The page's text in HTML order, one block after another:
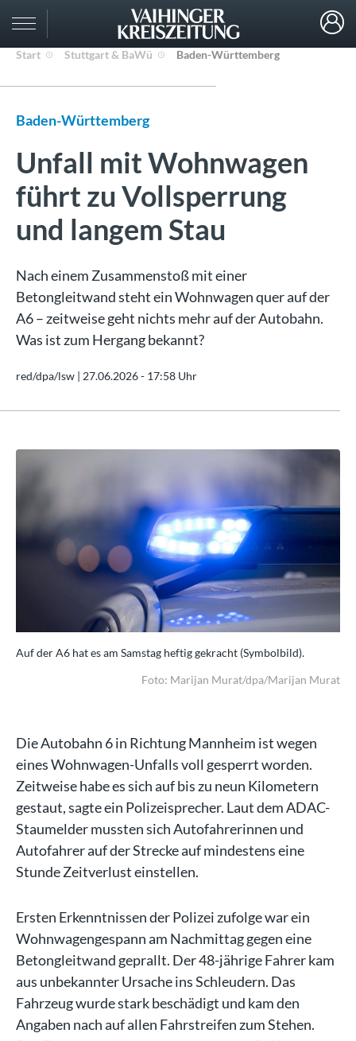
Start Stuttgart & BaWü Baden-Württemberg
Baden-Württemberg
Unfall mit Wohnwagen
führt zu Vollsperrung
und langem Stau
Nach einem Zusammenstoß mit einer
Betongleitwand steht ein Wohnwagen quer auf der
A6 – zeitweise geht nichts mehr auf der Autobahn.
Was ist zum Hergang bekannt?
red/dpa/lsw | 27.06.2026 - 17:58 Uhr
Auf der A6 hat es am Samstag heftig gekracht (Symbolbild).
Foto: Marijan Murat/dpa/Marijan Murat
Die Autobahn 6 in Richtung Mannheim ist wegen
eines Wohnwagen-Unfalls voll gesperrt worden.
Zeitweise habe es sich auf bis zu neun Kilometern
gestaut, sagte ein Polizeisprecher. Laut dem ADAC-
Staumelder mussten sich Autofahrerinnen und
Autofahrer auf der Strecke auf mindestens eine
Stunde Zeitverlust einstellen.
Ersten Erkenntnissen der Polizei zufolge war ein
Wohnwagengespann am Nachmittag gegen eine
Betongleitwand geprallt. Der 48-jährige Fahrer kam
aus unbekannter Ursache ins Schleudern. Das
Fahrzeug wurde stark beschädigt und kam den
Angaben nach auf allen Fahrstreifen zum Stehen.